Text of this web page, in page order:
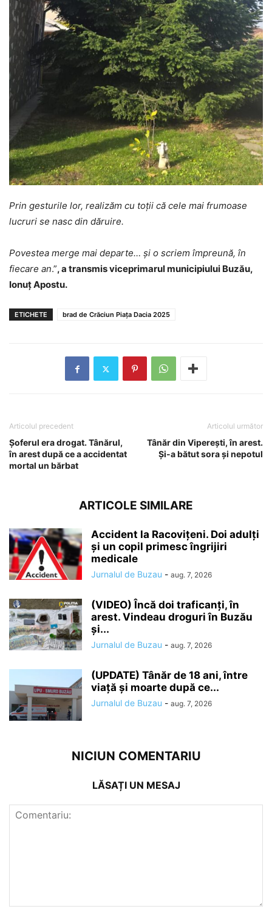
Prin gesturile lor, realizăm cu toții că cele mai frumoase
lucruri se nasc din dăruire.
Povestea merge mai departe… și o scriem împreună, în
fiecare an.”, a transmis viceprimarul municipiului Buzău,
Ionuț Apostu.
ETICHETE brad de Crăciun Piața Dacia 2025
Articolul precedent
Șoferul era drogat. Tânărul,
în arest după ce a accidentat
mortal un bărbat
Articolul următor
Tânăr din Viperești, în arest.
Și-a bătut sora și nepotul
ARTICOLE SIMILARE
Accident la Racovițeni. Doi adulți
și un copil primesc îngrijiri
medicale
Jurnalul de Buzau - aug. 7, 2026
(VIDEO) Încă doi traficanți, în
arest. Vindeau droguri în Buzău
și...
Jurnalul de Buzau - aug. 7, 2026
(UPDATE) Tânăr de 18 ani, între
viață și moarte după ce...
Jurnalul de Buzau - aug. 7, 2026
NICIUN COMENTARIU
LĂSAȚI UN MESAJ